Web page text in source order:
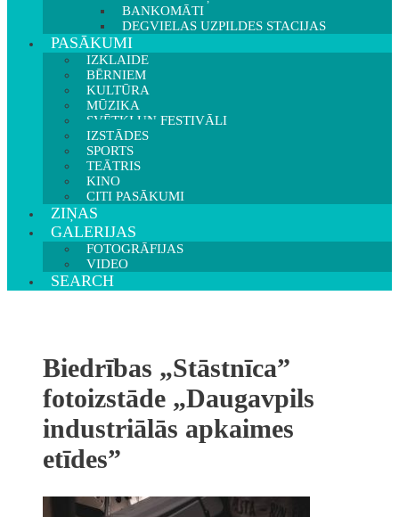
BANKOMĀTI
DEGVIELAS UZPILDES STACIJAS
PASĀKUMI
IZKLAIDE
BĒRNIEM
KULTŪRA
MŪZIKA
SVĒTKI UN FESTIVĀLI
IZSTĀDES
SPORTS
TEĀTRIS
KINO
CITI PASĀKUMI
ZIŅAS
GALERIJAS
FOTOGRĀFIJAS
VIDEO
SEARCH
Biedrības „Stāstnīca”
fotoizstāde „Daugavpils
industriālās apkaimes
etīdes”